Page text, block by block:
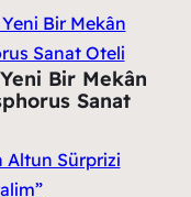
Bir Mekân
Sanat